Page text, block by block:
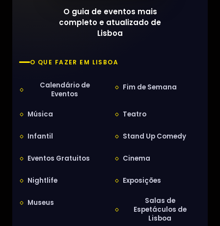
O guia de eventos mais
completo e atualizado de
Lisboa
O QUE FAZER EM LISBOA
Calendário de
Eventos
Fim de Semana
Música Teatro
Infantil Stand Up Comedy
Eventos Gratuitos Cinema
Nightlife Exposições
Museus
Salas de
Espetáculos de
Lisboa